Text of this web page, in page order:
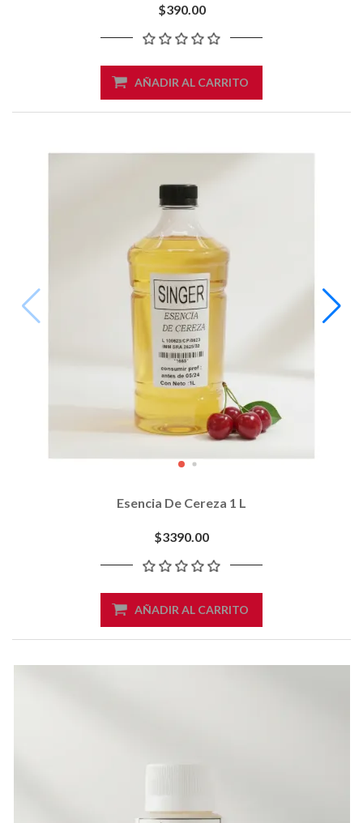
$390.00
AÑADIR AL CARRITO
Esencia De Cereza 1 L
$3390.00
AÑADIR AL CARRITO